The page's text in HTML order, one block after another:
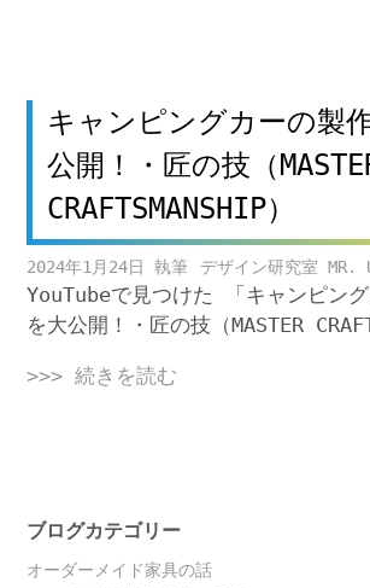
キャンピングカーの製
公開！・匠の技（
CRAFTSMANSHIP）
2024年1月24日 デザイン研究室 MR.
YouTubeで見つけた 「キャンピン
を大公開！・匠の技（MASTER
>>> 続きを読む
ブログカテゴリー
オーダーメイド家具の話